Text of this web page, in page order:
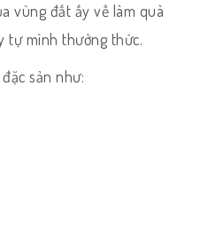
vùng đất ấy về làm quà
tự mình thưởng thức.
sản như: